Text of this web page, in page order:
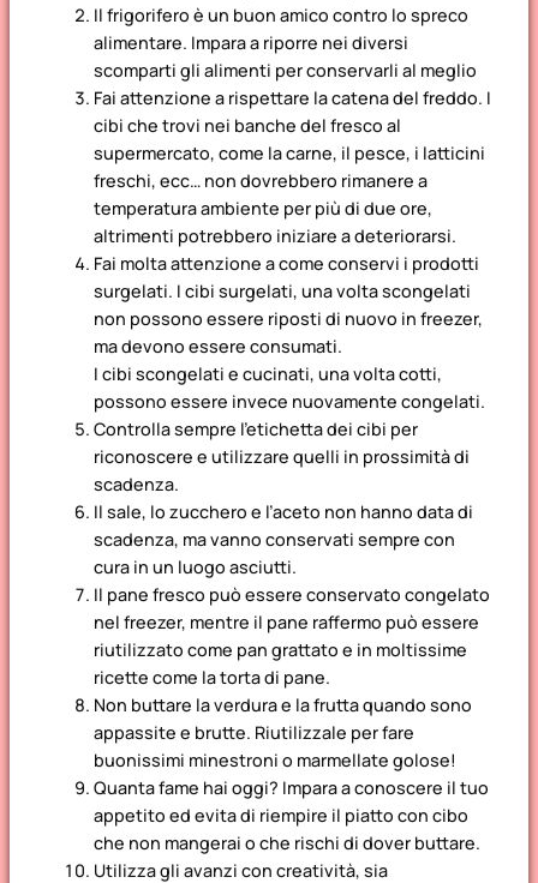
Il frigorifero è un buon amico contro lo spreco
alimentare. Impara a riporre nei diversi
scomparti gli alimenti per conservarli al meglio
Fai attenzione a rispettare la catena del freddo. I
cibi che trovi nei banche del fresco al
supermercato, come la carne, il pesce, i latticini
freschi, ecc… non dovrebbero rimanere a
temperatura ambiente per più di due ore,
altrimenti potrebbero iniziare a deteriorarsi.
Fai molta attenzione a come conservi i prodotti
surgelati. I cibi surgelati, una volta scongelati
non possono essere riposti di nuovo in freezer,
ma devono essere consumati.
I cibi scongelati e cucinati, una volta cotti,
possono essere invece nuovamente congelati.
Controlla sempre l’etichetta dei cibi per
riconoscere e utilizzare quelli in prossimità di
scadenza.
Il sale, lo zucchero e l’aceto non hanno data di
scadenza, ma vanno conservati sempre con
cura in un luogo asciutti.
Il pane fresco può essere conservato congelato
nel freezer, mentre il pane raffermo può essere
riutilizzato come pan grattato e in moltissime
ricette come la torta di pane.
Non buttare la verdura e la frutta quando sono
appassite e brutte. Riutilizzale per fare
buonissimi minestroni o marmellate golose!
Quanta fame hai oggi? Impara a conoscere il tuo
appetito ed evita di riempire il piatto con cibo
che non mangerai o che rischi di dover buttare.
Utilizza gli avanzi con creatività, sia